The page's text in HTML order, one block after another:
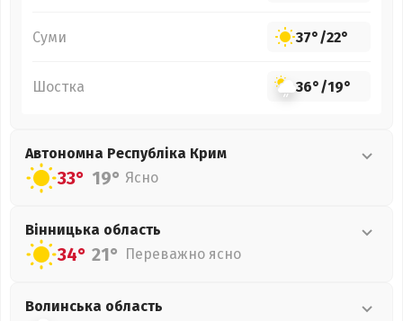
Суми 37°/22°
Шостка 36°/19°
Автономна Республіка Крим
33° 19° Ясно
Вінницька область
34° 21° Переважно ясно
Волинська область